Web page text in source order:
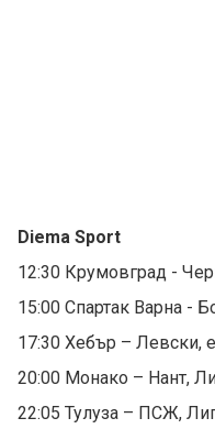
Diema Sport
12:30 Крумовград -
15:00 Спартак Варна -
17:30 Хебър – Левски,
20:00 Монако – Нант,
22:05 Тулуза – ПСЖ,